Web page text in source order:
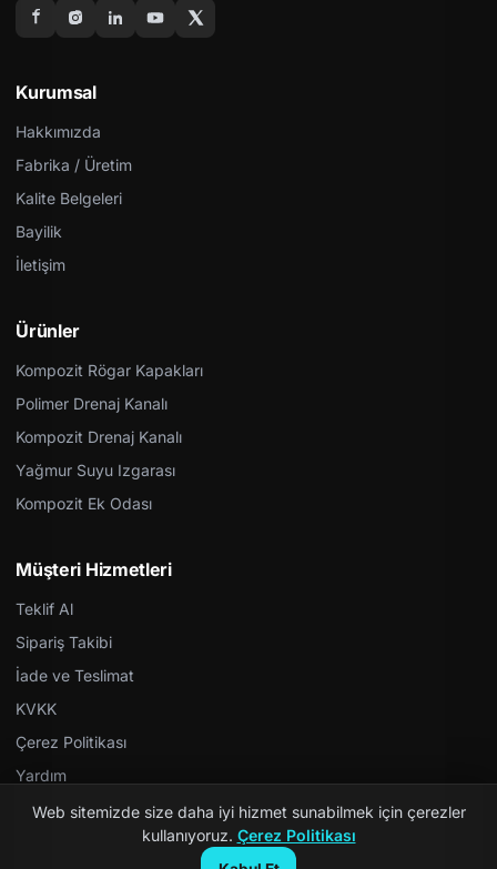
Kurumsal
Hakkımızda
Fabrika / Üretim
Kalite Belgeleri
Bayilik
İletişim
Ürünler
Kompozit Rögar Kapakları
Polimer Drenaj Kanalı
Kompozit Drenaj Kanalı
Yağmur Suyu Izgarası
Kompozit Ek Odası
Müşteri Hizmetleri
Teklif Al
Sipariş Takibi
İade ve Teslimat
KVKK
Çerez Politikası
Yardım
Web sitemizde size daha iyi hizmet sunabilmek için çerezler
kullanıyoruz. Çerez Politikası